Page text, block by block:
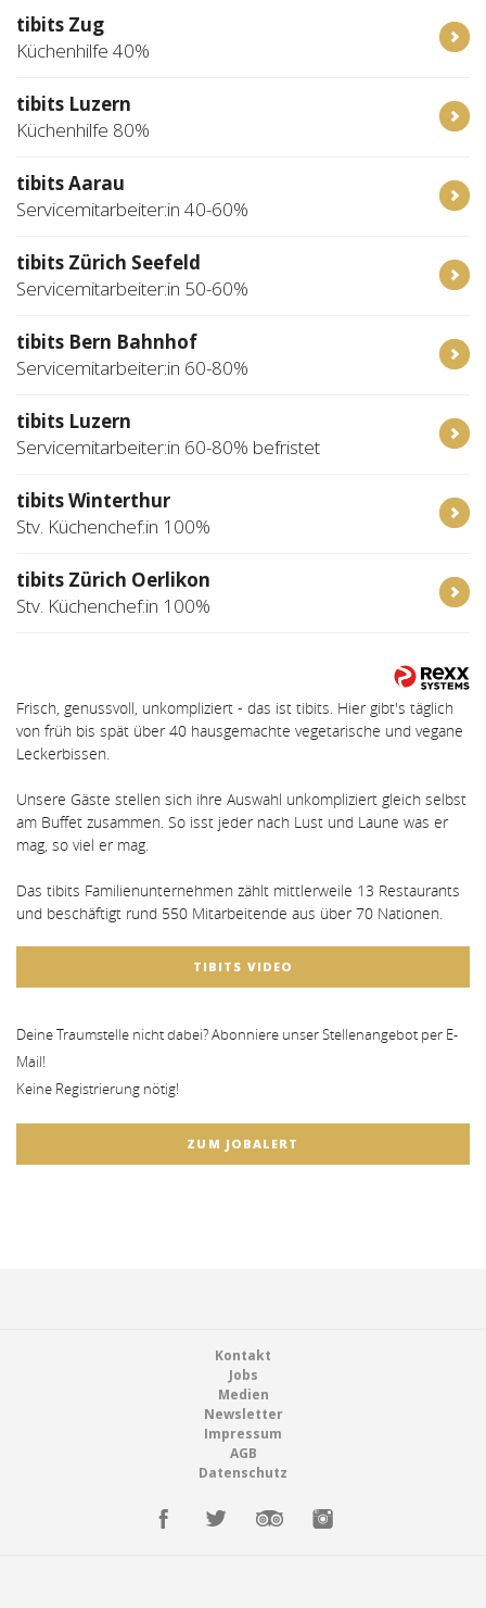
tibits Zug
Küchenhilfe 40%
tibits Luzern
Küchenhilfe 80%
tibits Aarau
Servicemitarbeiter:in 40-60%
tibits Zürich Seefeld
Servicemitarbeiter:in 50-60%
tibits Bern Bahnhof
Servicemitarbeiter:in 60-80%
tibits Luzern
Servicemitarbeiter:in 60-80% befristet
tibits Winterthur
Stv. Küchenchef:in 100%
tibits Zürich Oerlikon
Stv. Küchenchef:in 100%
Frisch, genussvoll, unkompliziert - das ist tibits. Hier gibt's täglich
von früh bis spät über 40 hausgemachte vegetarische und vegane
Leckerbissen.
Unsere Gäste stellen sich ihre Auswahl unkompliziert gleich selbst
am Buffet zusammen. So isst jeder nach Lust und Laune was er
mag, so viel er mag.
Das tibits Familienunternehmen zählt mittlerweile 13 Restaurants
und beschäftigt rund 550 Mitarbeitende aus über 70 Nationen.
TIBITS VIDEO
Deine Traumstelle nicht dabei? Abonniere unser Stellenangebot per E-
Mail!
Keine Registrierung nötig!
ZUM JOBALERT
Kontakt
Jobs
Medien
Newsletter
Impressum
AGB
Datenschutz